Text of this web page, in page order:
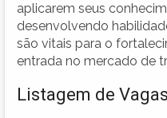
aplicarem seus
desenvolvendo
são vitais para o
entrada no mercado de
Listagem de